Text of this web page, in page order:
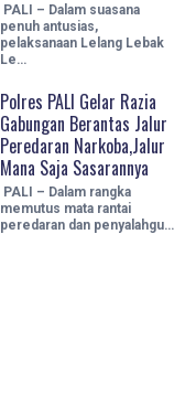
PALI – Dalam suasana
penuh antusias,
pelaksanaan Lelang Lebak
Le…
Polres PALI Gelar Razia
Gabungan Berantas Jalur
Peredaran Narkoba,Jalur
Mana Saja Sasarannya
PALI – Dalam rangka
memutus mata rantai
peredaran dan penyalahgu…